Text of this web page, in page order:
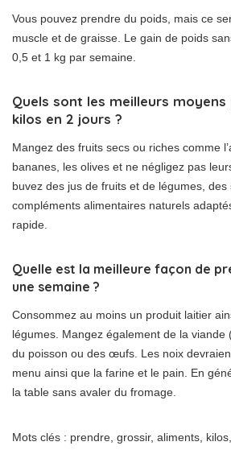
Vous pouvez prendre du poids, mais ce
muscle et de graisse. Le gain de poids
0,5 et 1 kg par semaine.
Quels sont les meilleurs
kilos en 2 jours ?
Mangez des fruits secs ou riches comme
bananes, les olives et ne négligez pas
buvez des jus de fruits et de légumes,
compléments alimentaires naturels
rapide.
Quelle est la meilleure façon de
une semaine ?
Consommez au moins un produit laitier
légumes. Mangez également de la viande
du poisson ou des œufs. Les noix
menu ainsi que la farine et le pain. En
la table sans avaler du fromage.
Mots clés : prendre, grossir, aliments,